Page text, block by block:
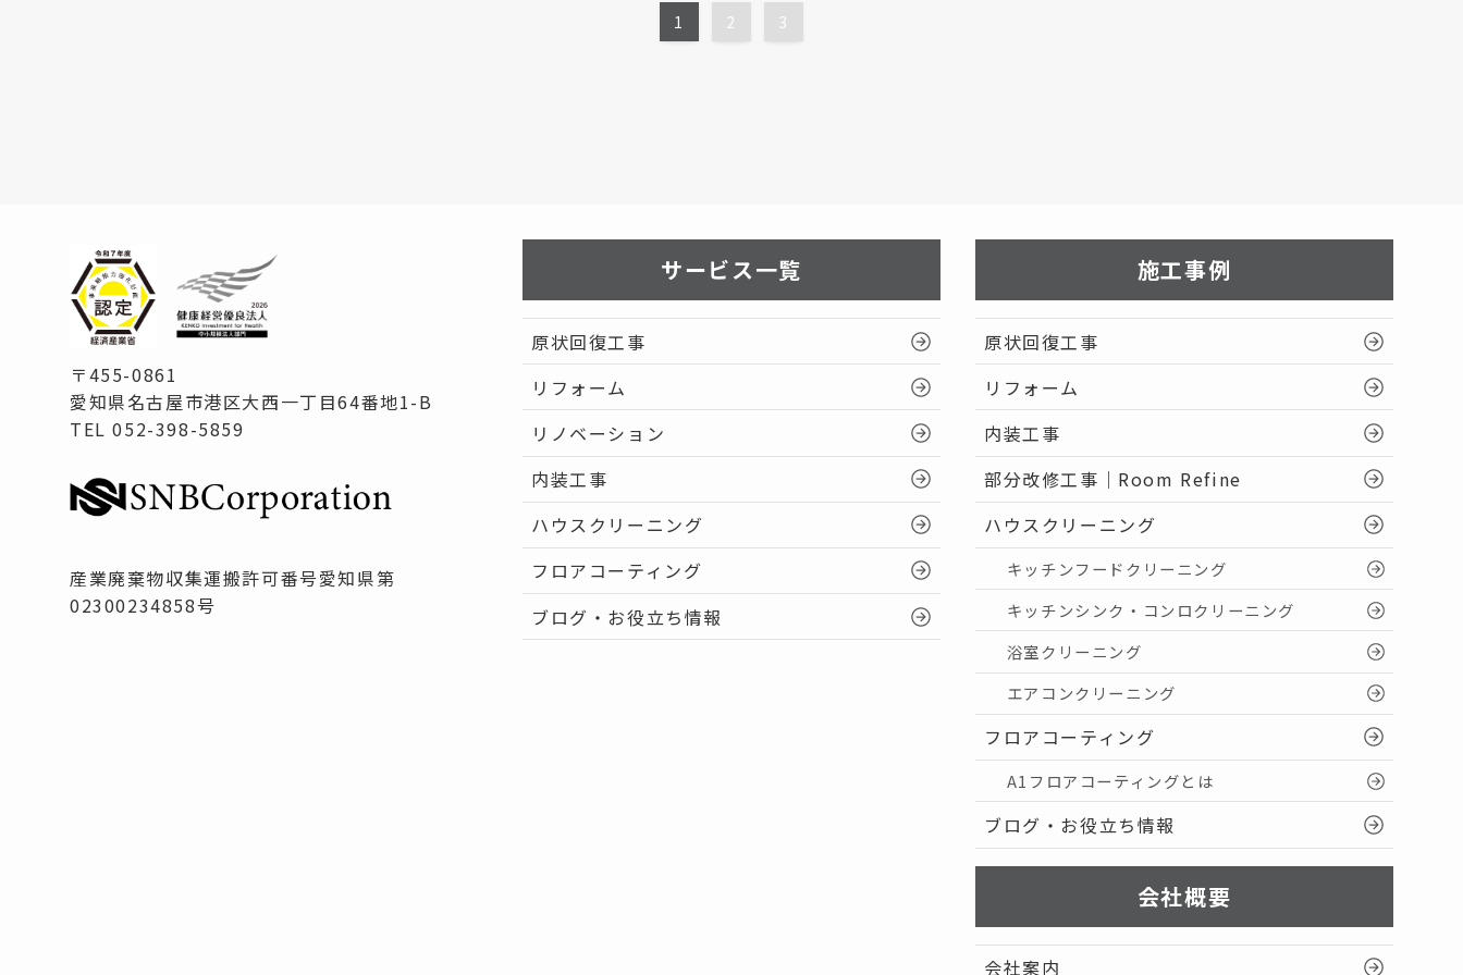
1 2 3
〒455-0861
愛知県名古屋市港区大西一丁目64番地1-B
TEL 052-398-5859
産業廃棄物収集運搬許可番号愛知県第
02300234858号
サービス一覧
原状回復工事
リフォーム
リノベーション
内装工事
ハウスクリーニング
フロアコーティング
ブログ・お役立ち情報
施工事例
原状回復工事
リフォーム
内装工事
部分改修工事｜Room Refine
ハウスクリーニング
キッチンフードクリーニング
キッチンシンク・コンロクリーニング
浴室クリーニング
エアコンクリーニング
フロアコーティング
A1フロアコーティングとは
ブログ・お役立ち情報
会社概要
会社案内